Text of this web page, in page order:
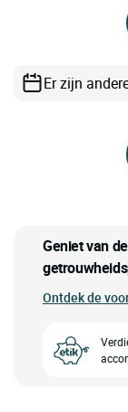
Er zijn
Geniet van
Ontdek de